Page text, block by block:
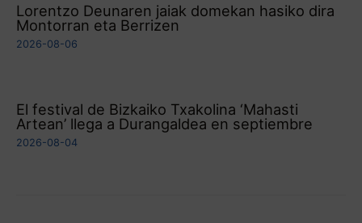
Lorentzo Deunaren jaiak domekan hasiko dira
Montorran eta Berrizen
2026-08-06
El festival de Bizkaiko Txakolina ‘Mahasti
Artean’ llega a Durangaldea en septiembre
2026-08-04